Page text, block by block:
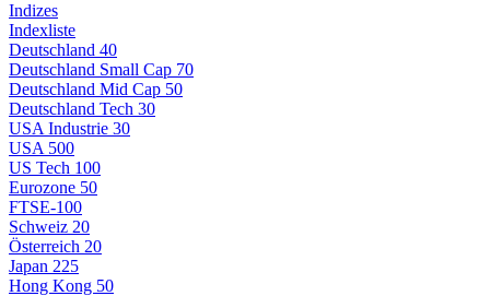
Indizes
Indexliste
Deutschland 40
Deutschland Small Cap 70
Deutschland Mid Cap 50
Deutschland Tech 30
USA Industrie 30
USA 500
US Tech 100
Eurozone 50
FTSE-100
Schweiz 20
Österreich 20
Japan 225
Hong Kong 50